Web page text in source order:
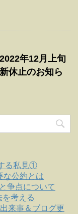
年12月上旬
休止のお知ら
る私見①
な公約とは
争点について
考える
来事＆ブログ更